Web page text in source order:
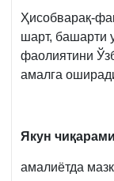
Ҳисобварақ-
шарт, башарти
фаолиятини
амалга
Якун
амалиётда